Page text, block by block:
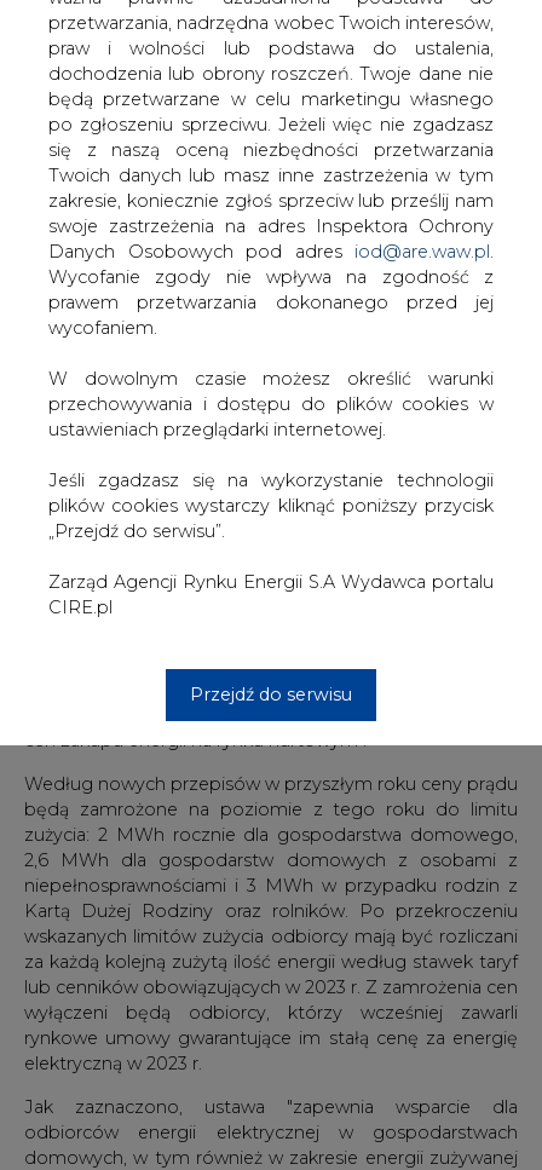
przetwarzania, nadrzędna wobec Twoich interesów,
praw i wolności lub podstawa do ustalenia,
dochodzenia lub obrony roszczeń. Twoje dane nie
będą przetwarzane w celu marketingu własnego
po zgłoszeniu sprzeciwu. Jeżeli więc nie zgadzasz
się z naszą oceną niezbędności przetwarzania
Twoich danych lub masz inne zastrzeżenia w tym
zakresie, koniecznie zgłoś sprzeciw lub prześlij nam
swoje zastrzeżenia na adres Inspektora Ochrony
Danych Osobowych pod adres iod@are.waw.pl
Wycofanie zgody nie wpływa na zgodność z
prawem przetwarzania dokonanego przed jej
wycofaniem.
W dowolnym czasie możesz określić warunki
przechowywania i dostępu do plików cookies w
ustawieniach przeglądarki internetowej.
Jeśli zgadzasz się na wykorzystanie technologii
plików cookies wystarczy kliknąć poniższy przycisk
„Przejdź do serwisu”.
Zarząd Agencji Rynku Energii S.A Wydawca portalu
CIRE.pl
Przejdź do serwisu
Prezydent Andrzej Duda podpisał
ustawę o ochronie odbiorców energii
elektrycznej w 2023 r. - poinformowała
Kancelaria Prezydenta RP. Zgodnie z jej
zapisami w przyszłym roku ceny prądu
będą zamrożone na poziomie z 2022 r.
do określonych limitów rocznego
zużycia
Chodzi o ustawę o szczególnych rozwiązaniach
służących ochronie odbiorców energii elektrycznej w
Celem nowych przepisów jest "uruchomienie
instrumentów zwiększających bezpieczeństwo
energetyczne gospodarstw domowych oraz
umożliwiającym opłacenie rachunków" - podano na
stronach Kancelarii Prezydenta RP.
kosztów zużycia energii elektrycznej w gospodarstwach
Według nowych przepisów w przyszłym roku ceny prądu
będą zamrożone na poziomie z tego roku do limitu
zużycia: 2 MWh rocznie dla gospodarstwa domowego,
2,6 MWh dla gospodarstw domowych z osobami z
niepełnosprawnościami i 3 MWh w przypadku rodzin z
Kartą Dużej Rodziny oraz rolników. Po przekroczeniu
wskazanych limitów zużycia odbiorcy mają być rozliczani
za każdą kolejną zużytą ilość energii według stawek taryf
lub cenników obowiązujących w 2023 r. Z zamrożenia cen
wyłączeni będą odbiorcy, którzy wcześniej zawarli
rynkowe umowy gwarantujące im stałą cenę za energię
elektryczną w 2023 r.
Jak zaznaczono, ustawa "zapewnia wsparcie dla
odbiorców energii elektrycznej w gospodarstwach
domowych, w tym również w zakresie energii zużywanej